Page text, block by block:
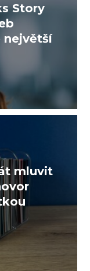
Story
největší
mluvit